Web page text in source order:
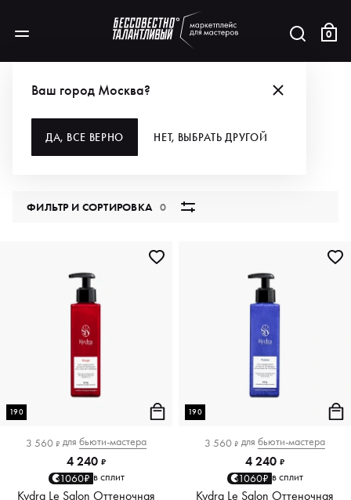
0
Ваш город Москва?
ДА, ВСЕ ВЕРНО НЕТ, ВЫБРАТЬ ДРУГОЙ
ВСЕ КАТЕГОРИИ
ФИЛЬТР И СОРТИРОВКА0
190
3 560 ₽ для бьюти-мастера
4 240 ₽
1060₽ в сплит
Kydra Le Salon Оттеночная
190
3 560 ₽ для бьюти-мастера
4 240 ₽
1060₽ в сплит
Kydra Le Salon Оттеночная